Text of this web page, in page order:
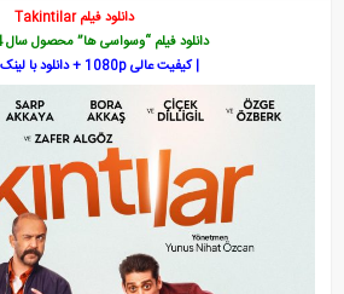
دانلود فیلم Takintilar
دانلود فیلم “وسواسی‌ ها” محصول سال 2024 ترکیه
| کیفیت عالی 1080p + دانلود با لینک مستقیم |